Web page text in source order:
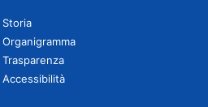
Storia
Organigramma
Trasparenza
Accessibilità